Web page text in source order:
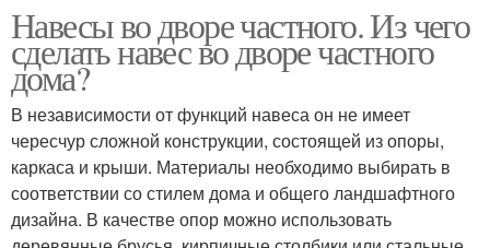
Навесы во дворе частного. Из чего
сделать навес во дворе частного
дома?
В независимости от функций навеса он не имеет
чересчур сложной конструкции, состоящей из опоры,
каркаса и крыши. Материалы необходимо выбирать в
соответствии со стилем дома и общего ландшафтного
дизайна. В качестве опор можно использовать